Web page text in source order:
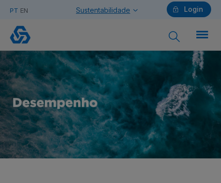
PT EN Login
Sustentabilidade
Particulares
Ajuda Particulares
Saiba mais sobre a Chave Móvel Digital
Desempenho